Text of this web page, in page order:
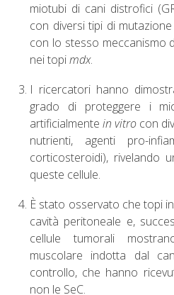
miotubi di cani distrofici
con diversi tipi di
con lo stesso meccanismo
nei topimdx.
I ricercatori hanno
grado di proteggere i
artificialmente in vitro con
nutrienti, agenti pro-
corticosteroidi), rivelando
queste cellule.
È stato osservato che topi
cavità peritoneale e,
cellule tumorali
muscolare indotta dal
controllo, che hanno
non le SeC.